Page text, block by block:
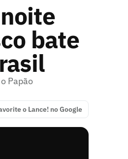
bate
Papão
o Lance! no Google